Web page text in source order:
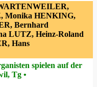
Monika HENKING,
Bernhard
LUTZ, Heinz-Roland
Hans
spielen auf der
Tg •